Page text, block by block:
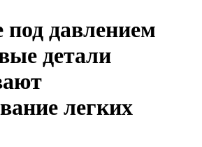
давлением
детали
легких